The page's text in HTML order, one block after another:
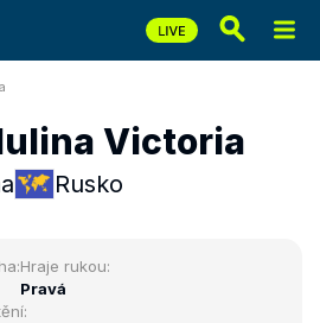
Victoria
Rusko
Hraje rukou:
Pravá